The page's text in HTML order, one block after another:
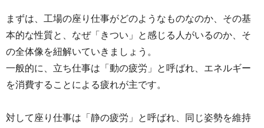
まずは、工場の座り仕事がどのようなものなのか、その基
本的な性質と、なぜ「きつい」と感じる人がいるのか、そ
の全体像を紐解いていきましょう。
一般的に、立ち仕事は「動の疲労」と呼ばれ、エネルギー
を消費することによる疲れが主です。
対して座り仕事は「静の疲労」と呼ばれ、同じ姿勢を維持